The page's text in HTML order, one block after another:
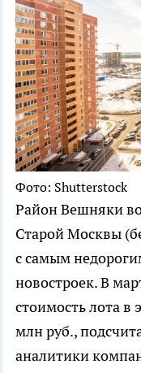
Фото: Shutterstock
Район Вешняки
Старой Москвы
с самым
новостроек. В
стоимость лота в
млн руб.,
аналитики